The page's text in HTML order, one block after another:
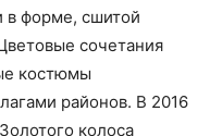
в форме, сшитой
сочетания
костюмы
районов. В 2016
колоса